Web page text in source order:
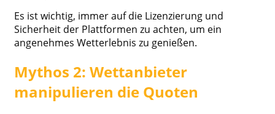
Es ist wichtig, immer auf die Lizenzierung und
Sicherheit der Plattformen zu achten, um ein
angenehmes Wetterlebnis zu genießen.
Mythos 2: Wettanbieter
manipulieren die Quoten